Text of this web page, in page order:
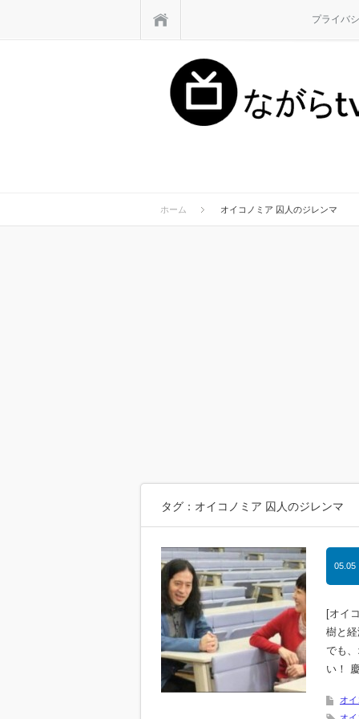
プライバ
ホーム オイコノミア 囚人のジレンマ
タグ：オイコノミア 囚人のジレンマ
05.05
[オイ
樹と経
でも
い！
オ